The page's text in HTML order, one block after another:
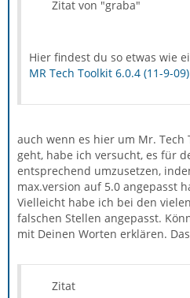
Zitat von "graba"
Hier findest du so etwas wie
MR Tech Toolkit 6.0.4 (11-9-09)
auch wenn es hier um Mr. Tech
geht, habe ich versucht, es für
entsprechend umzusetzen,
max.version auf 5.0 angepasst
Vielleicht habe ich bei den
falschen Stellen angepasst.
mit Deinen Worten erklären.
Zitat